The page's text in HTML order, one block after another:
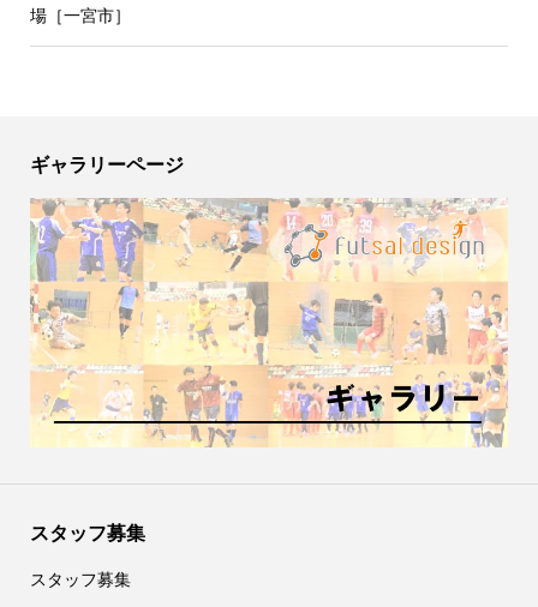
場［一宮市］
ギャラリーページ
スタッフ募集
スタッフ募集